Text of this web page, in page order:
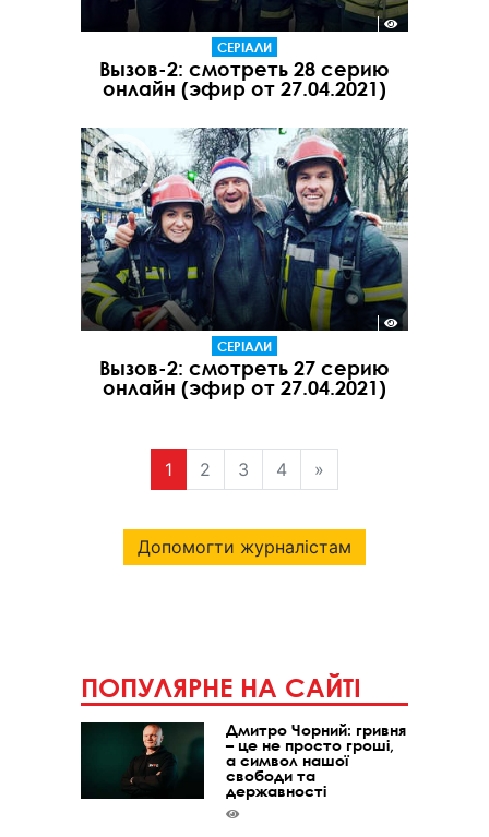
СЕРІАЛИ
Вызов-2: смотреть 28 серию
онлайн (эфир от 27.04.2021)
СЕРІАЛИ
Вызов-2: смотреть 27 серию
онлайн (эфир от 27.04.2021)
1 2 3 4 »
Допомогти журналістам
ПОПУЛЯРНЕ НА САЙТІ
Дмитро Чорний: гривня
– це не просто гроші,
а символ нашої
свободи та
державності